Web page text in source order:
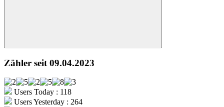
Suchen
Zähler seit 09.04.2023
Users Today : 118
Users Yesterday : 264